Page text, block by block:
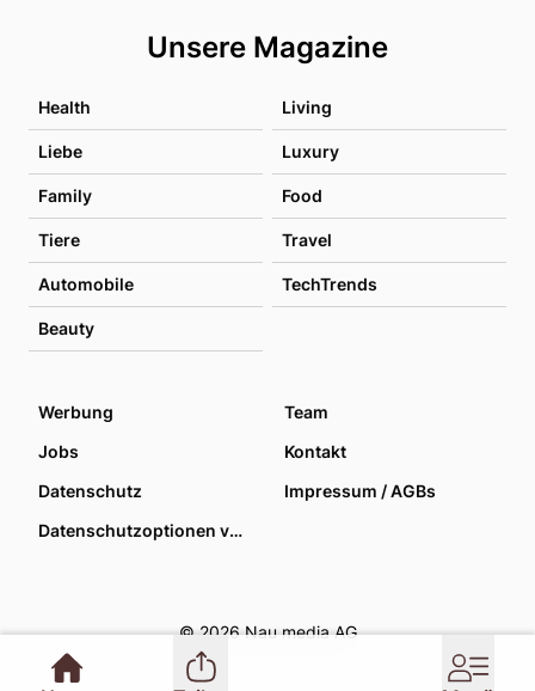
Unsere Magazine
Health Living
Liebe Luxury
Family Food
Tiere Travel
Automobile TechTrends
Beauty
Werbung
Team
Jobs
Kontakt
Datenschutz
Impressum / AGBs
Datenschutzoptionen verwalten
© 2026 Nau media AG